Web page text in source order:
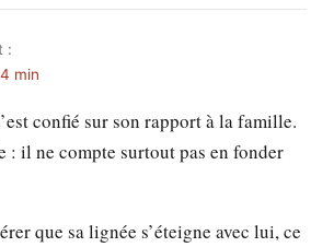
:
min
confié sur son rapport à la famille.
: il ne compte surtout pas en fonder
que sa lignée s’éteigne avec lui, ce